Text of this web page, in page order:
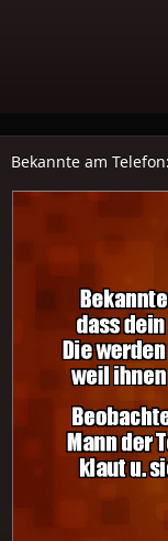
Bekannte am